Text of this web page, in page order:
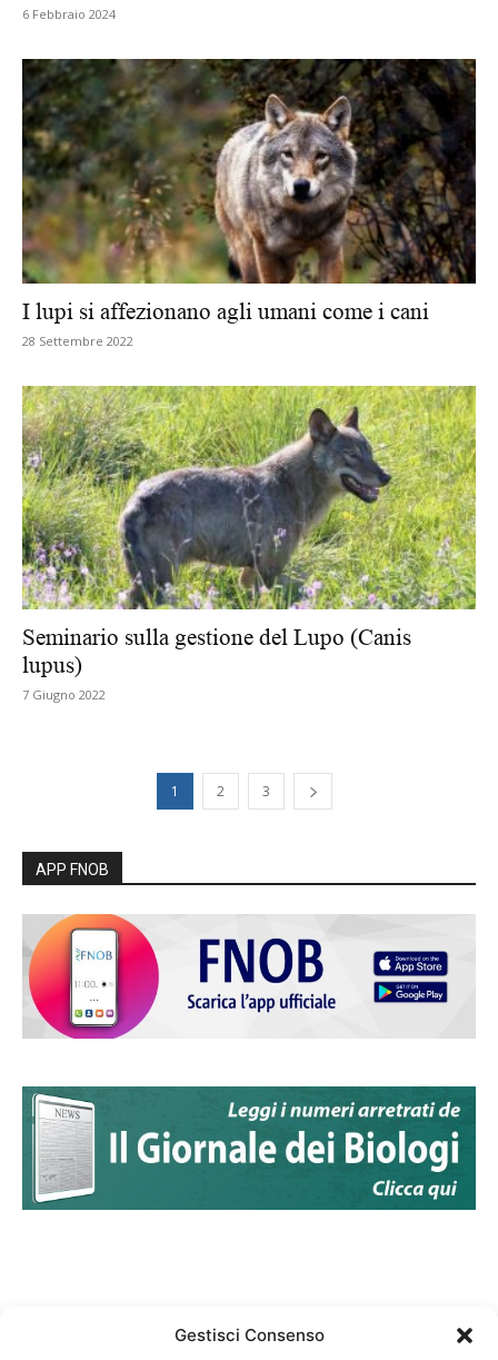
Gestisci Consenso
6 Febbraio 2024
I lupi si affezionano agli umani come i cani
28 Settembre 2022
Seminario sulla gestione del Lupo (Canis
lupus)
7 Giugno 2022
1 2 3
APP FNOB